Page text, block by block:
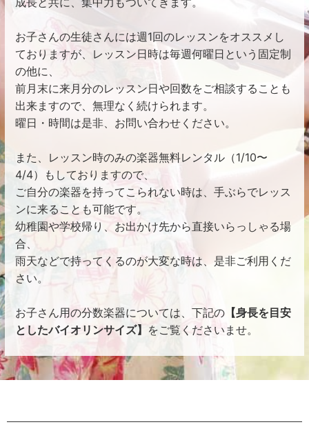
お子さんの生徒さんには週1回のレッスンをオススメし
ておりますが、レッスン日時は毎週何曜日という固定制
の他に、
前月末に来月分のレッスン日や回数をご相談することも
出来ますので、無理なく続けられます。
曜日・時間は是非、お問い合わせください。
また、レッスン時のみの楽器無料レンタル（1/10〜
4/4）もしておりますので、
ご自分の楽器を持ってこられない時は、手ぶらでレッス
ンに来ることも可能です。
幼稚園や学校帰り、お出かけ先から直接いらっしゃる場
合、
雨天などで持ってくるのが大変な時は、是非ご利用くだ
さい。
お子さん用の分数楽器については、下記の 【身長を目安
としたバイオリンサイズ】 をご覧くださいませ。